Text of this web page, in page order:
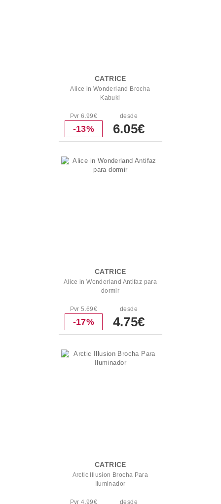
CATRICE
Alice in Wonderland Brocha
Kabuki
Pvr 6.99€
-13%
desde
6.05€
CATRICE
Alice in Wonderland Antifaz para
dormir
Pvr 5.69€
-17%
desde
4.75€
CATRICE
Arctic Illusion Brocha Para
Iluminador
Pvr 4.99€ desde